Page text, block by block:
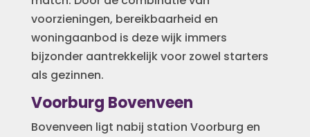
voorzieningen, bereikbaarheid en
woningaanbod is deze wijk immers
bijzonder aantrekkelijk voor zowel starters
als gezinnen.
Voorburg Bovenveen
Bovenveen ligt nabij station Voorburg en